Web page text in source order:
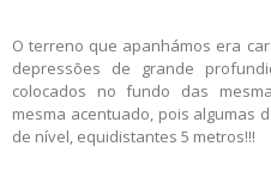
O terreno que apanhámos era
depressões de grande
colocados no fundo das
mesma acentuado, pois algumas
de nível, equidistantes 5 metros!!!